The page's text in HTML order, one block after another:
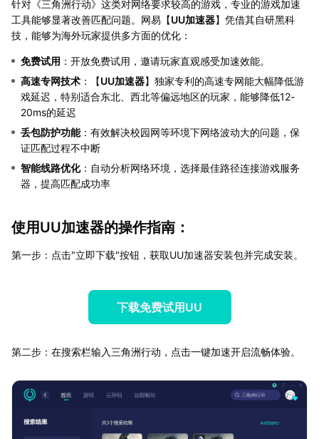
针对《三角洲行动》这类对网络要求较高的游戏，专业的游戏加速
工具能够显著改善匹配问题。网易【UU加速器】凭借其自研黑科
技，能够为海外玩家提供多方面的优化：
免费试用 ：开放免费试用，邀请玩家直观感受加速效能。
高速专网技术 ：【UU加速器】独家专利的高速专网能大幅降低游
戏延迟，特别适合东北、西北等偏远地区的玩家，能够降低12-
20ms的延迟
丢包防护功能：有效解决校园网等环境下网络波动大的问题，保
证匹配过程不中断
智能线路优化：自动分析网络环境，选择最佳路径连接游戏服务
器，提高匹配成功率
使用UU加速器的操作指南：
第一步：点击"立即下载"按钮，获取UU加速器安装包并完成安装。
下载免费试用UU
第二步：在搜索栏输入三角洲行动，点击一键加速开启流畅体验。